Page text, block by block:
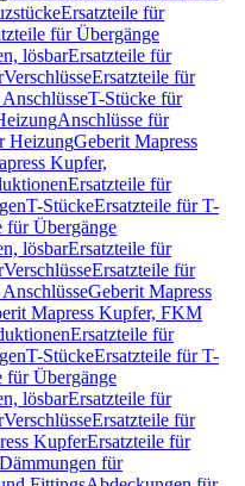
Ersatzteile für
für Übergänge
lösbarErsatzteile für
VerschlüsseErsatzteile für
T-Stücke für
Anschlüsse für
HeizungGeberit Mapress
Kupfer,
Ersatzteile für
T-StückeErsatzteile für T-
für Übergänge
lösbarErsatzteile für
VerschlüsseErsatzteile für
Geberit Mapress
Mapress Kupfer, FKM
Ersatzteile für
T-StückeErsatzteile für T-
für Übergänge
lösbarErsatzteile für
VerschlüsseErsatzteile für
KupferErsatzteile für
Dämmungen für